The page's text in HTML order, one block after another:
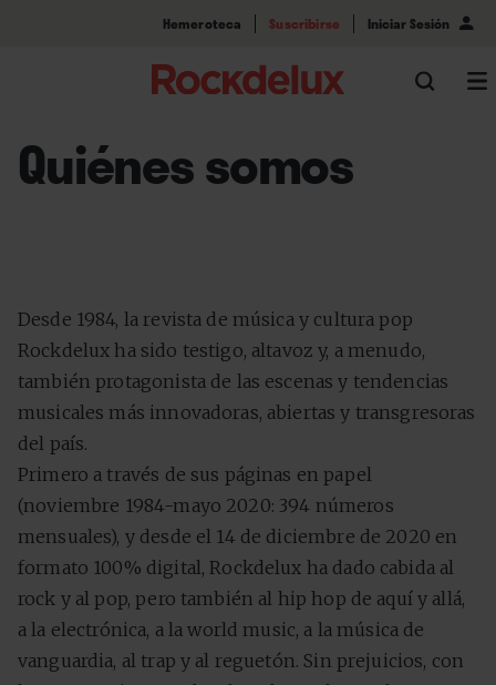
Hemeroteca Suscribirse Iniciar Sesión
Quiénes somos
Desde 1984, la revista de música y cultura pop
Rockdelux ha sido testigo, altavoz y, a menudo,
también protagonista de las escenas y tendencias
musicales más innovadoras, abiertas y transgresoras
del país.
Primero a través de sus páginas en papel
(noviembre 1984-mayo 2020: 394 números
mensuales), y desde el 14 de diciembre de 2020 en
formato 100% digital, Rockdelux ha dado cabida al
rock y al pop, pero también al hip hop de aquí y allá,
a la electrónica, a la world music, a la música de
vanguardia, al trap y al reguetón. Sin prejuicios, con